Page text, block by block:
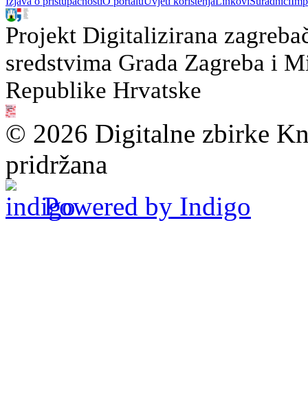
Projekt Digitalizirana
sredstvima Grada Zagreba i
Republike Hrvatske
© 2026 Digitalne zbirke
pridržana
Powered by Indigo